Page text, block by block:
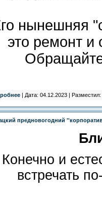
нынешняя
это ремонт и
| Дата: 04.12.2023 | Разместил:
предновогодний
Конечно и
встречать